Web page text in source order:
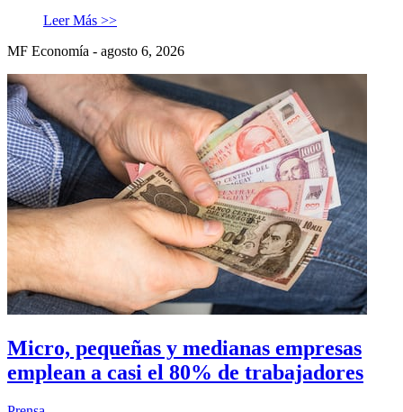
Leer Más >>
MF Economía - agosto 6, 2026
Micro, pequeñas y medianas empresas
emplean a casi el 80% de trabajadores